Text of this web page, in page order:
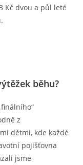
Kč dvou a půl leté
běhu?
z
dětmi, kde každé
pojišťovna
jsme